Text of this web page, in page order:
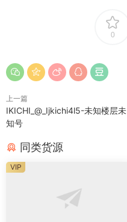
0
上一篇
IKICHI_@_Ijkichi4l5-未知楼层未
知号
同类货源
VIP